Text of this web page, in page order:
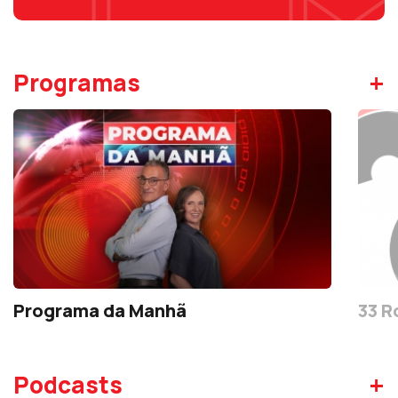
Programas +
Programa da Manhã 33
Podcasts +